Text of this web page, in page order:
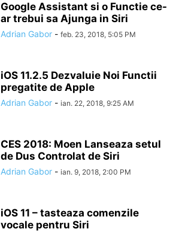
Google Assistant si o Functie ce-
ar trebui sa Ajunga in Siri
Adrian Gabor - feb. 23, 2018, 5:05 PM
iOS 11.2.5 Dezvaluie Noi Functii
pregatite de Apple
Adrian Gabor - ian. 22, 2018, 9:25 AM
CES 2018: Moen Lanseaza setul
de Dus Controlat de Siri
Adrian Gabor - ian. 9, 2018, 2:00 PM
iOS 11 – tasteaza comenzile
vocale pentru Siri